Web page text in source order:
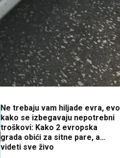
Ne trebaju vam hiljade evra, evo
kako se izbegavaju nepotrebni
troškovi: Kako 2 evropska
grada obići za sitne pare, a
videti sve živo